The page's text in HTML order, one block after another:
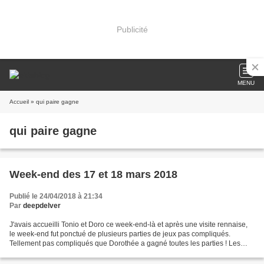
Publicité
MENU
Accueil » qui paire gagne
qui paire gagne
Week-end des 17 et 18 mars 2018
Publié le 24/04/2018 à 21:34
Par deepdelver
J'avais accueilli Tonio et Doro ce week-end-là et après une visite rennaise,
le week-end fut ponctué de plusieurs parties de jeux pas compliqués.
Tellement pas compliqués que Dorothée a gagné toutes les parties ! Les